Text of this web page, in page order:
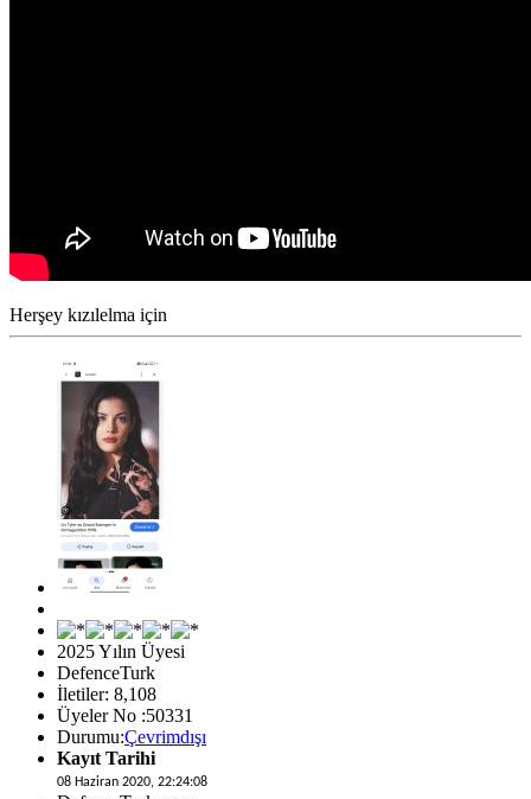
Herşey kızılelma için
2025 Yılın Üyesi
DefenceTurk
İletiler: 8,108
Üyeler No :50331
Durumu:Çevrimdışı
Kayıt Tarihi
08 Haziran 2020, 22:24:08